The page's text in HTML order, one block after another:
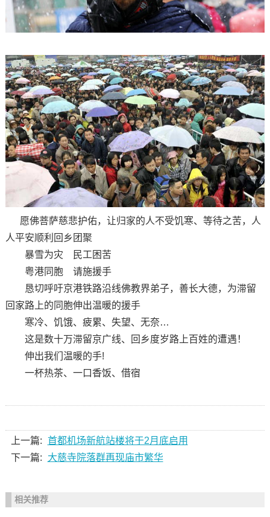
愿佛菩萨慈悲护佑，让归家的人不受饥寒、等待之苦，人
人平安顺利回乡团聚
暴雪为灾 民工困苦
粤港同胞 请施援手
恳切呼吁京港铁路沿线佛教界弟子，善长大德，为滞留
回家路上的同胞伸出温暖的援手
寒冷、饥饿、疲累、失望、无奈…
这是数十万滞留京广线、回乡度岁路上百姓的遭遇！
伸出我们温暖的手!
一杯热茶、一口香饭、借宿
上一篇: 首都机场新航站楼将于2月底启用
下一篇:
大慈寺院落群再现庙市繁华
相关推荐